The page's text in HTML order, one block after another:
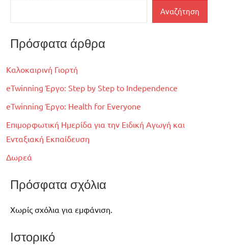
Αναζήτηση
Πρόσφατα άρθρα
Καλοκαιρινή Γιορτή
eTwinning Έργο: Step by Step to Independence
eTwinning Έργο: Health for Everyone
Επιμορφωτική Ημερίδα για την Ειδική Αγωγή και
Ενταξιακή Εκπαίδευση
Δωρεά
Πρόσφατα σχόλια
Χωρίς σχόλια για εμφάνιση.
Ιστορικό